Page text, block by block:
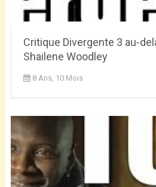
Critique Divergente 3 au-
Shailene Woodley
8 Ans, 10 Mois